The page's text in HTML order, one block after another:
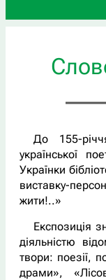
До 155-
української
Українки
виставку-
жити!..»
Експозиція
діяльністю
твори: поезії,
драми»,